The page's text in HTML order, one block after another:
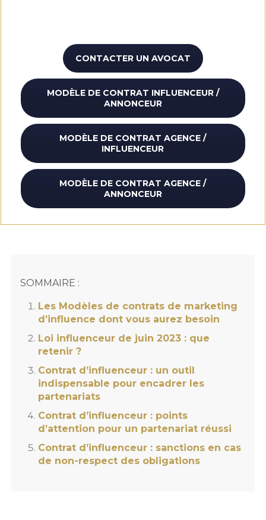
CONTACTER UN AVOCAT
MODÈLE DE CONTRAT INFLUENCEUR /
ANNONCEUR
MODÈLE DE CONTRAT AGENCE /
INFLUENCEUR
MODÈLE DE CONTRAT AGENCE /
ANNONCEUR
SOMMAIRE :
Les Modèles de contrats de marketing
d’influence dont vous aurez besoin
Loi influenceur de juin 2023 : que
retenir ?
Contrat d’influenceur : un outil
indispensable pour encadrer les
partenariats
Contrat d’influenceur : points
d’attention pour un partenariat réussi
Contrat d’influenceur : sanctions en cas
de non-respect des obligations